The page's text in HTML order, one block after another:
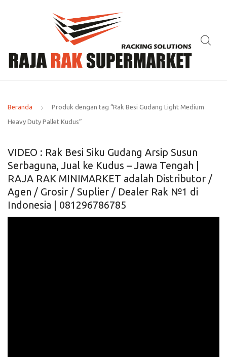
Beranda Produk dengan tag “Rak Besi Gudang Light Medium
Heavy Duty Pallet Kudus”
VIDEO : Rak Besi Siku Gudang Arsip Susun
Serbaguna, Jual ke Kudus – Jawa Tengah |
RAJA RAK MINIMARKET adalah Distributor /
Agen / Grosir / Suplier / Dealer Rak №1 di
Indonesia | 081296786785